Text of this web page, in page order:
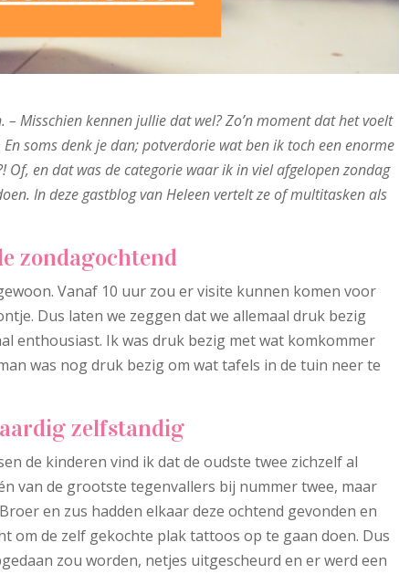
Misschien kennen jullie dat wel? Zo’n moment dat het voelt
soms denk je dan; potverdorie wat ben ik toch een enorme
en dat was de categorie waar ik in viel afgelopen zondag
In deze gastblog van Heleen vertelt ze of multitasken als
zondagochtend
Vanaf 10 uur zou er visite kunnen komen voor
Dus laten we zeggen dat we allemaal druk bezig
enthousiast. Ik was druk bezig met wat komkommer
was nog druk bezig om wat tafels in de tuin neer te
zelfstandig
de kinderen vind ik dat de oudste twee zichzelf al
van de grootste tegenvallers bij nummer twee, maar
en zus hadden elkaar deze ochtend gevonden en
om de zelf gekochte plak tattoos op te gaan doen. Dus
zou worden, netjes uitgescheurd en er werd een